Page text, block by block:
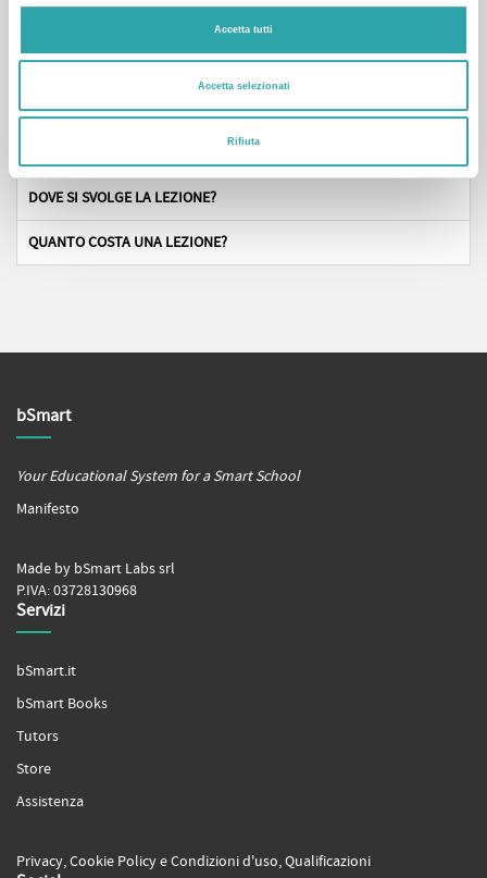
Accetta tutti
Accetta selezionati
Rifiuta
CHI SONO I NOSTRI TUTOR?
DOVE SI SVOLGE LA LEZIONE?
QUANTO COSTA UNA LEZIONE?
bSmart
Your Educational System for a Smart School
Manifesto
Made by bSmart Labs srl
P.IVA: 03728130968
Servizi
bSmart.it
bSmart Books
Tutors
Store
Assistenza
Privacy,Cookie PolicyeCondizioni d'uso,Qualificazioni